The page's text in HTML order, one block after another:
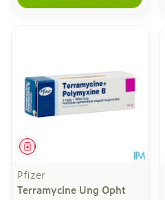
Médicament
Pfizer
Terramycine Ung Opht